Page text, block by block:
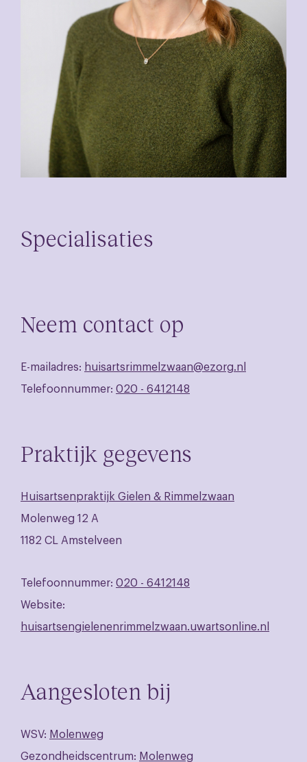
Specialisaties
Neem contact op
E-mailadres: huisartsrimmelzwaan@ezorg.nl
Telefoonnummer: 020 - 6412148
Praktijk gegevens
Huisartsenpraktijk Gielen & Rimmelzwaan
Molenweg 12 A
1182 CL Amstelveen
Telefoonnummer: 020 - 6412148
Website:
huisartsengielenenrimmelzwaan.uwartsonline.nl
Aangesloten bij
WSV: Molenweg
Gezondheidscentrum: Molenweg